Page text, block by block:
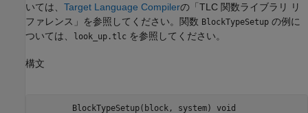
いては、 Target Language Compilerの「TLC 関数ライブラリ リ
ファレンス」を参照してください。関数 BlockTypeSetup の例に
ついては、
look_up.tlc を参照してください。
構文